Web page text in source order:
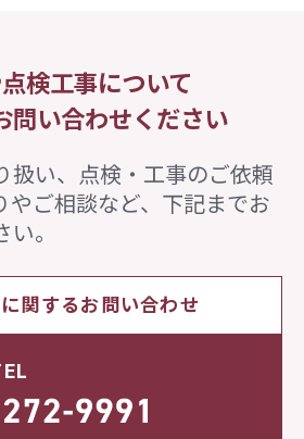
検工事について
問い合わせください
扱い、点検・工事のご依頼
やご相談など、下記までお
。
関するお問い合わせ